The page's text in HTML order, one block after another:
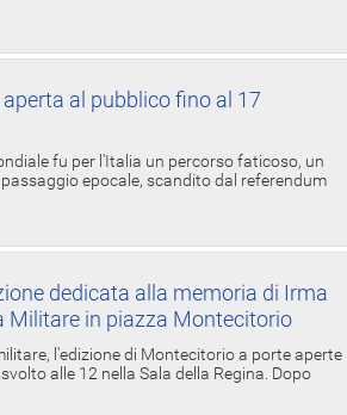
al pubblico fino al 17
fu per l'Italia un percorso faticoso, un
epocale, scandito dal referendum
dedicata alla memoria di Irma
Militare in piazza Montecitorio
l'edizione di Montecitorio a porte aperte
alle 12 nella Sala della Regina. Dopo